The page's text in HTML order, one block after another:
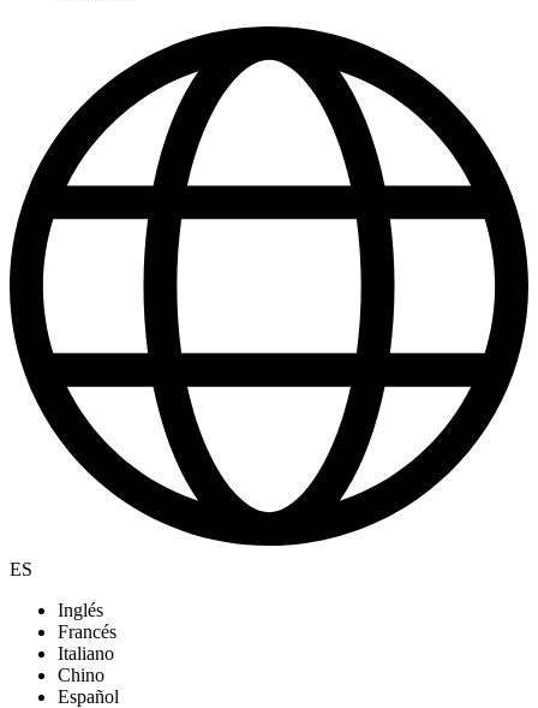
ES
Inglés
Francés
Italiano
Chino
Español